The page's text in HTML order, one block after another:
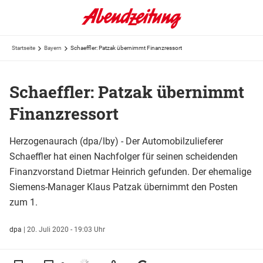
Startseite Bayern Schaeffler: Patzak übernimmt Finanzressort
Schaeffler: Patzak übernimmt
Finanzressort
Herzogenaurach (dpa/lby) - Der Automobilzulieferer
Schaeffler hat einen Nachfolger für seinen scheidenden
Finanzvorstand Dietmar Heinrich gefunden. Der ehemalige
Siemens-Manager Klaus Patzak übernimmt den Posten
zum 1.
dpa | 20. Juli 2020 - 19:03 Uhr